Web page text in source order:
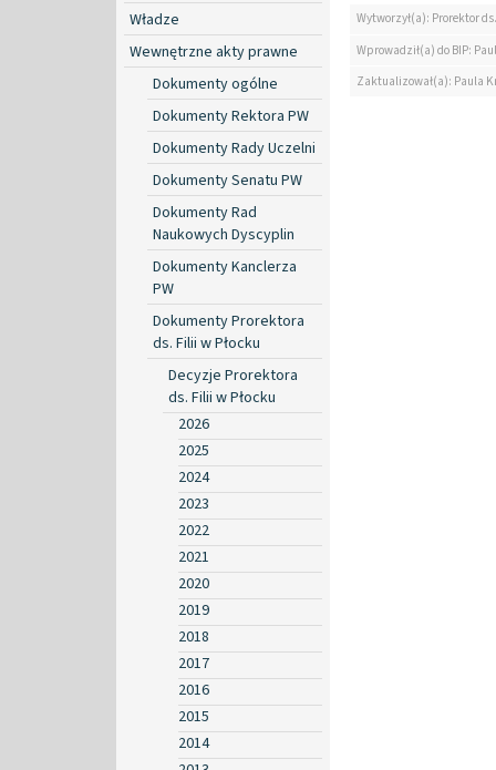
Władze
Wewnętrzne akty prawne
Dokumenty ogólne
Dokumenty Rektora PW
Dokumenty Rady Uczelni
Dokumenty Senatu PW
Dokumenty Rad
Naukowych Dyscyplin
Dokumenty Kanclerza
PW
Dokumenty Prorektora
ds. Filii w Płocku
Decyzje Prorektora
ds. Filii w Płocku
2026
2025
2024
2023
2022
2021
2020
2019
2018
2017
2016
2015
2014
Wytworzył(a): Prorektor
Wprowadził(a) do BIP:
Zaktualizował(a): Paula